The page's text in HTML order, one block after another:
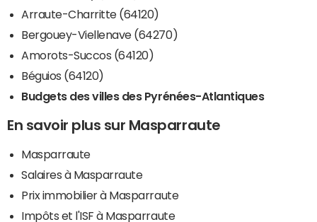
Arraute-Charritte (64120)
Bergouey-Viellenave (64270)
Amorots-Succos (64120)
Béguios (64120)
Budgets des villes des Pyrénées-Atlantiques
En savoir plus sur Masparraute
Masparraute
Salaires à Masparraute
Prix immobilier à Masparraute
Impôts et l'ISF à Masparraute